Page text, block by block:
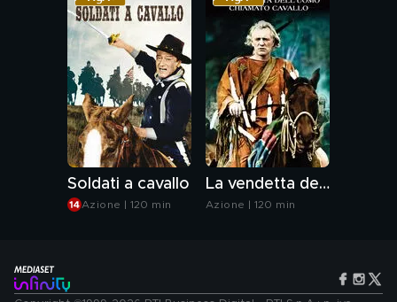
Soldati a cavallo
Azione | 120 min
La vendetta dell'uomo chiamato cavallo
Azione | 120 min